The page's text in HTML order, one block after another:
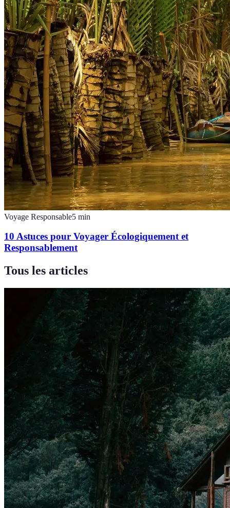
Voyage Responsable5 min
10 Astuces pour Voyager Écologiquement et
Responsablement
Tous les articles